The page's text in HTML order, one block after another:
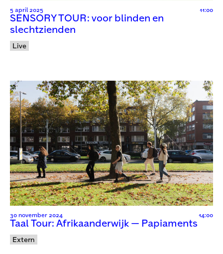
5 april 2025 11:00
SENSORY TOUR: voor blinden en
slechtzienden
Live
30 november 2024 14:00
Taal Tour: Afrikaanderwijk — Papiaments
Extern